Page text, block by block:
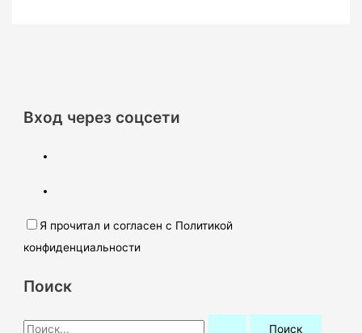
Вход через соцсети
Я прочитал и согласен с Политикой
конфиденциальности
Поиск
П